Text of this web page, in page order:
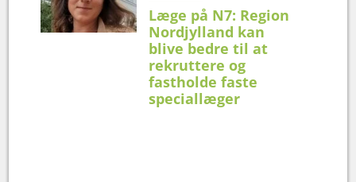
Læge på N7: Region
Nordjylland kan
blive bedre til at
rekruttere og
fastholde faste
speciallæger